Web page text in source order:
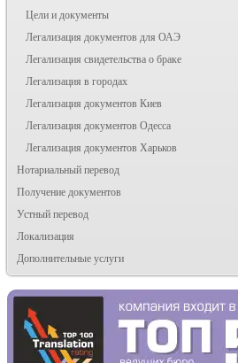
Цели и документы
Легализация документов для ОАЭ
Легализация свидетельства о браке
Легализация в городах
Легализация документов Киев
Легализация документов Одесса
Легализация документов Харьков
Нотариальный перевод
Получение документов
Устный перевод
Локализация
Дополнительные услуги